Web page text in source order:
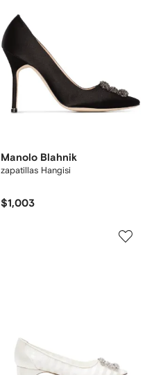
Manolo Blahnik
zapatillas Hangisi
$1,003